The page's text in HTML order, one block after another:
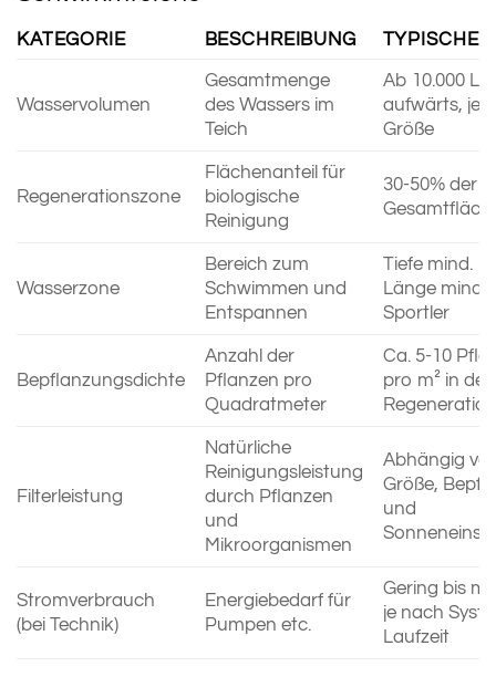
KATEGORIE BESCHREIBUNG TYPISCHE
Wasservolumen
Gesamtmenge
des Wassers im
Teich
Ab 10.000
aufwärts, je
Größe
Regenerationszone
Flächenanteil für
biologische
Reinigung
30-50% der
Wasserzone
Bereich zum
Schwimmen und
Entspannen
Tiefe mind.
Länge mind.
Sportler
Bepflanzungsdichte
Anzahl der
Pflanzen pro
Quadratmeter
Ca. 5-10
pro m² in der
Filterleistung
Natürliche
Reinigungsleistung
durch Pflanzen
und
Mikroorganismen
Abhängig
Größe,
und
Stromverbrauch
(bei Technik)
Energiebedarf für
Pumpen etc.
Gering bis
je nach
Laufzeit